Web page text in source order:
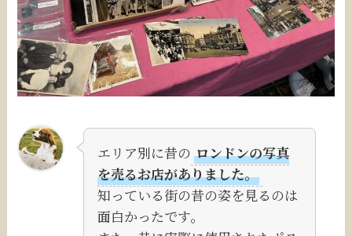
エリア別に昔の ロンドンの写真
を売るお店がありました。
知っている街の昔の姿を見るのは
面白かったです。